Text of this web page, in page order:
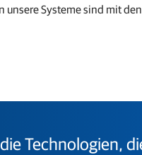
unsere Systeme sind mit
Technologien,